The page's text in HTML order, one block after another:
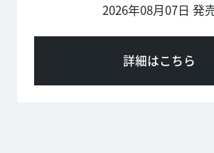
2026年08月07日 発
詳細はこちら